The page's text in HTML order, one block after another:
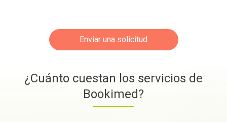
Enviar una solicitud
¿Cuánto cuestan los servicios de
Bookimed?